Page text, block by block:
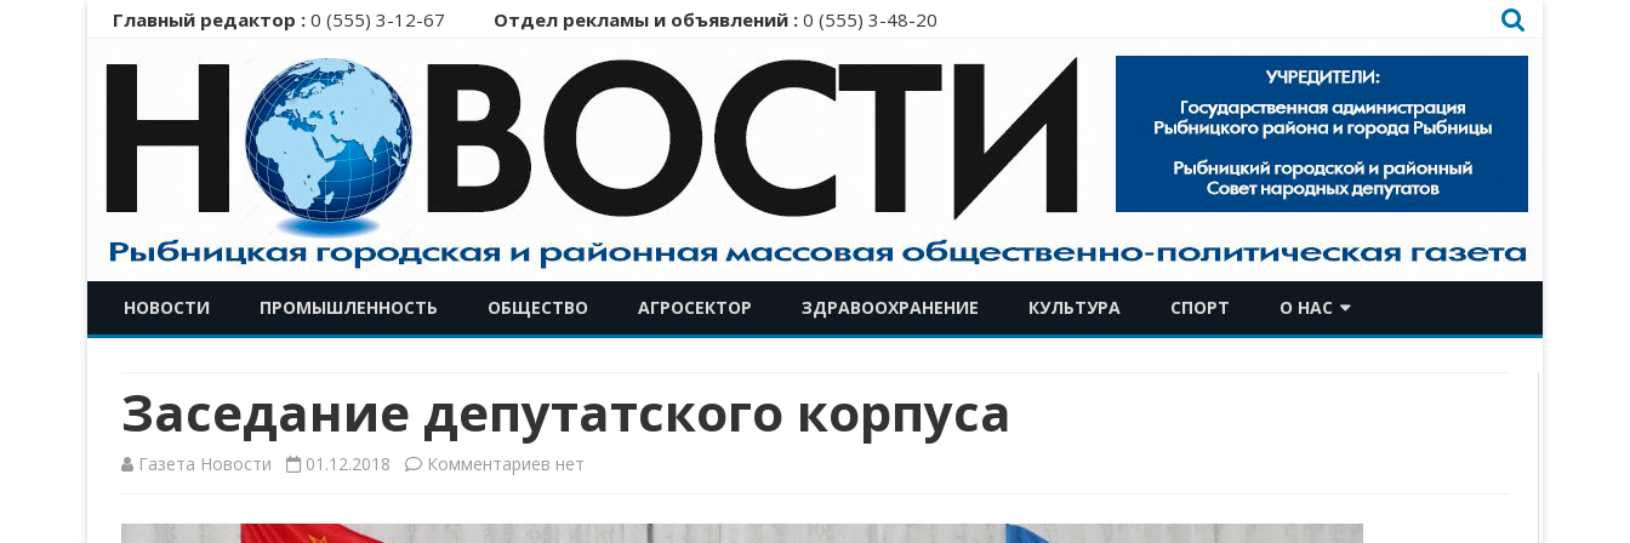
Главный редактор : 0 (555) 3-12-67 Отдел рекламы и объявлений : 0 (555) 3-48-20
к
содержимому
НОВОСТИ ПРОМЫШЛЕННОСТЬ ОБЩЕСТВО АГРОСЕКТОР ЗДРАВООХРАНЕНИЕ КУЛЬТУРА СПОРТ О НАС
Заседание депутатского корпуса
Газета Новости 01.12.2018 Комментариев кнет